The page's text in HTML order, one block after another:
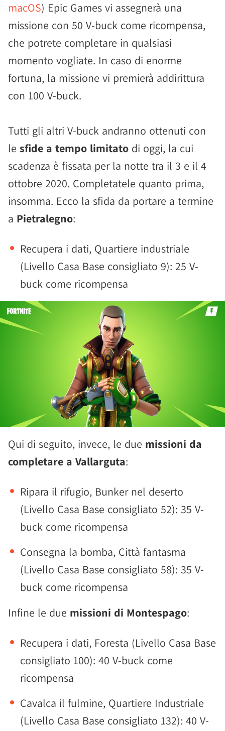
macOS) Epic Games vi assegnerà una
missione con 50 V-buck come ricompensa,
che potrete completare in qualsiasi
momento vogliate. In caso di enorme
fortuna, la missione vi premierà addirittura
con 100 V-buck.
Tutti gli altri V-buck andranno ottenuti con
le sfide a tempo limitato di oggi, la cui
scadenza è fissata per la notte tra il 3 e il 4
ottobre 2020. Completatele quanto prima,
insomma. Ecco la sfida da portare a termine
a Pietralegno:
Recupera i dati, Quartiere industriale
(Livello Casa Base consigliato 9): 25 V-
buck come ricompensa
Qui di seguito, invece, le due missioni da
completare a Vallarguta:
Ripara il rifugio, Bunker nel deserto
(Livello Casa Base consigliato 52): 35 V-
buck come ricompensa
Consegna la bomba, Città fantasma
(Livello Casa Base consigliato 58): 35 V-
buck come ricompensa
Infine le due missioni di Montespago:
Recupera i dati, Foresta (Livello Casa Base
consigliato 100): 40 V-buck come
ricompensa
Cavalca il fulmine, Quartiere Industriale
(Livello Casa Base consigliato 132): 40 V-